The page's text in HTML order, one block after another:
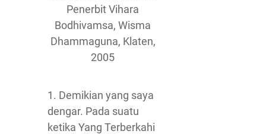
Penerbit Vihara
Bodhivamsa, Wisma
Dhammaguna, Klaten,
2005
1. Demikian yang saya
dengar. Pada suatu
ketika Yang Terberkahi